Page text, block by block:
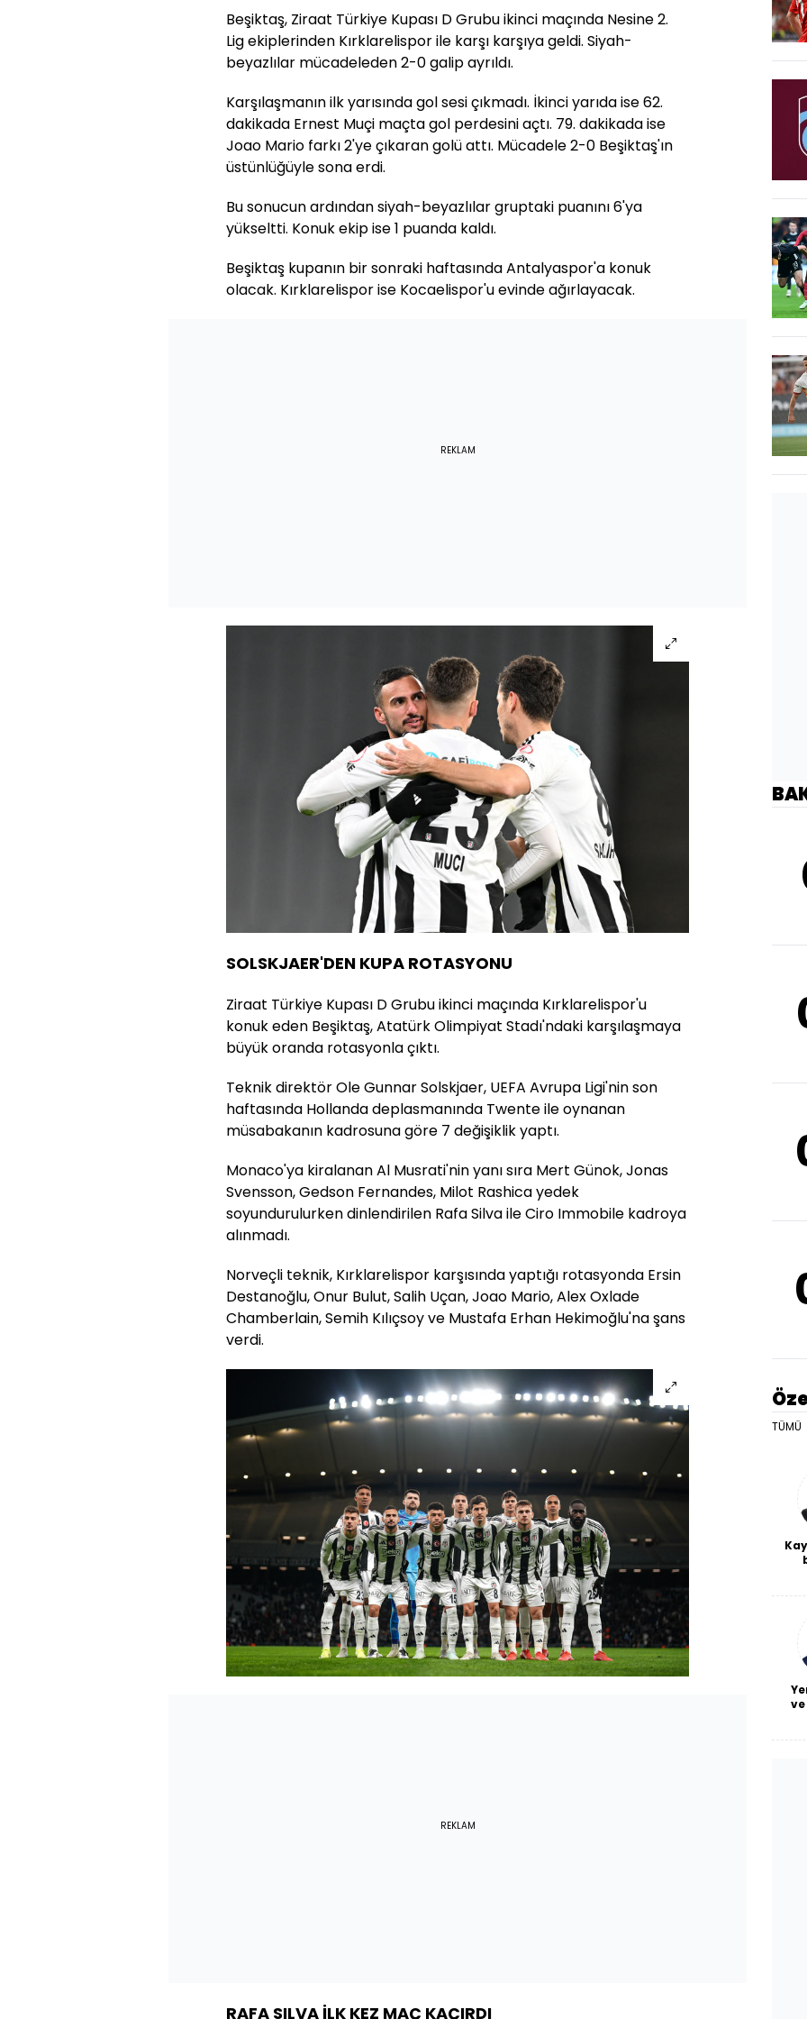
Beşiktaş, Ziraat Türkiye Kupası D Grubu ikinci maçında Nesine 2.
Lig ekiplerinden Kırklarelispor ile karşı karşıya geldi. Siyah-
beyazlılar mücadeleden 2-0 galip ayrıldı.
Karşılaşmanın ilk yarısında gol sesi çıkmadı. İkinci yarıda ise 62.
dakikada Ernest Muçi maçta gol perdesini açtı. 79. dakikada ise
Joao Mario farkı 2'ye çıkaran golü attı. Mücadele 2-0 Beşiktaş'ın
üstünlüğüyle sona erdi.
Bu sonucun ardından siyah-beyazlılar gruptaki puanını 6'ya
yükseltti. Konuk ekip ise 1 puanda kaldı.
Beşiktaş kupanın bir sonraki haftasında Antalyaspor'a konuk
olacak. Kırklarelispor ise Kocaelispor'u evinde ağırlayacak.
REKLAM
SOLSKJAER'DEN KUPA ROTASYONU
Ziraat Türkiye Kupası D Grubu ikinci maçında Kırklarelispor'u
konuk eden Beşiktaş, Atatürk Olimpiyat Stadı'ndaki karşılaşmaya
büyük oranda rotasyonla çıktı.
Teknik direktör Ole Gunnar Solskjaer, UEFA Avrupa Ligi'nin son
haftasında Hollanda deplasmanında Twente ile oynanan
müsabakanın kadrosuna göre 7 değişiklik yaptı.
Monaco'ya kiralanan Al Musrati'nin yanı sıra Mert Günok, Jonas
Svensson, Gedson Fernandes, Milot Rashica yedek
soyundurulurken dinlendirilen Rafa Silva ile Ciro Immobile kadroya
alınmadı.
Norveçli teknik, Kırklarelispor karşısında yaptığı rotasyonda Ersin
Destanoğlu, Onur Bulut, Salih Uçan, Joao Mario, Alex Oxlade
Chamberlain, Semih Kılıçsoy ve Mustafa Erhan Hekimoğlu'na şans
verdi.
REKLAM
RAFA SILVA İLK KEZ MAÇ KAÇIRDI
TÜMÜ